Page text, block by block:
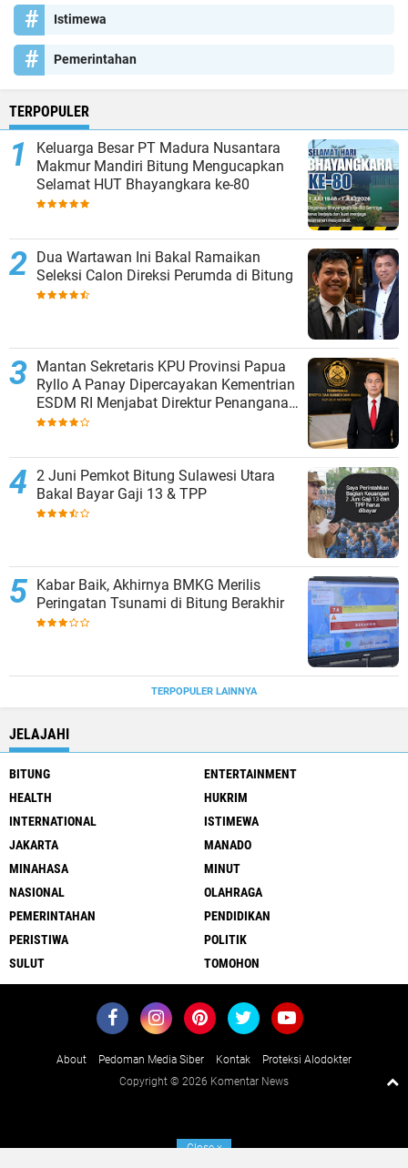
Istimewa
Pemerintahan
TERPOPULER
Keluarga Besar PT Madura Nusantara
Makmur Mandiri Bitung Mengucapkan
Selamat HUT Bhayangkara ke-80
Dua Wartawan Ini Bakal Ramaikan
Seleksi Calon Direksi Perumda di Bitung
Mantan Sekretaris KPU Provinsi Papua
Ryllo A Panay Dipercayakan Kementrian
ESDM RI Menjabat Direktur Penanganan
Aset Barang Bukti
2 Juni Pemkot Bitung Sulawesi Utara
Bakal Bayar Gaji 13 & TPP
Kabar Baik, Akhirnya BMKG Merilis
Peringatan Tsunami di Bitung Berakhir
TERPOPULER LAINNYA
JELAJAHI
BITUNG
ENTERTAINMENT
HEALTH
HUKRIM
INTERNATIONAL
ISTIMEWA
JAKARTA
MANADO
MINAHASA
MINUT
NASIONAL
OLAHRAGA
PEMERINTAHAN
PENDIDIKAN
PERISTIWA
POLITIK
SULUT
TOMOHON
About Pedoman Media Siber Kontak
Proteksi Alodokter
Copyright © 2026 Komentar News
Closex